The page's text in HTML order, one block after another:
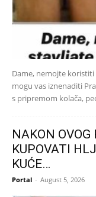
Dame, nemojte
mogu vas iznenaditi
s pripremom kolača,
NAKON OVOG
KUPOVATI
KUĆE…
Portal - August 5, 2026